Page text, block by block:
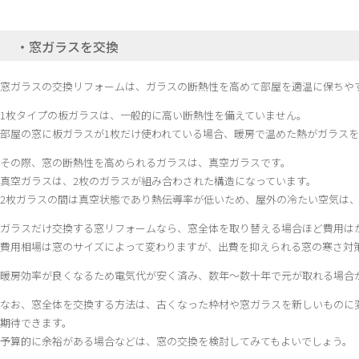
・窓ガラスを交換
窓ガラスの交換リフォームは、ガラスの断熱性を高めて部屋を適温に保ちや
1枚タイプの板ガラスは、一般的に高い断熱性を備えていません。
部屋の窓に板ガラスが1枚だけ使われている場合、暖房で温めた熱がガラス
その際、窓の断熱性を高められるガラスは、真空ガラスです。
真空ガラスは、2枚のガラスが組み合わされた構造になっています。
2枚ガラスの間は真空状態であり熱伝導率が低いため、屋外の冷たい空気は
ガラスだけ交換する窓リフォームなら、窓全体を取り替える場合ほど費用は
費用相場は窓のサイズによって変わりますが、出費を抑えられる窓の寒さ対
暖房効率が良くなるため電気代が安く済み、数年～数十年で元が取れる場合
なお、窓全体を交換する方法は、古くなった枠材や窓ガラスを新しいもの
期待できます。
予算的に余裕がある場合などは、窓の交換を検討してみてもよいでしょう。